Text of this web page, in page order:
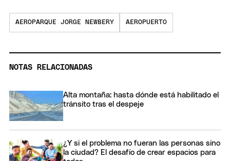
AEROPARQUE JORGE NEWBERY AEROPUERTO
NOTAS RELACIONADAS
Alta montaña: hasta dónde está habilitado el
tránsito tras el despeje
¿Y si el problema no fueran las personas sino
la ciudad? El desafío de crear espacios para